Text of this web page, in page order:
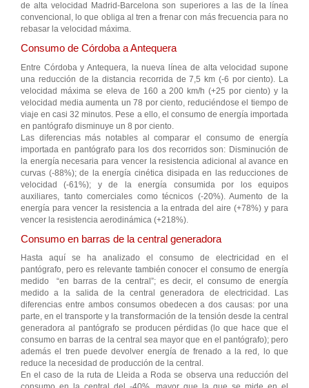
de alta velocidad Madrid-Barcelona son superiores a las de la línea
convencional, lo que obliga al tren a frenar con más frecuencia para no
rebasar la velocidad máxima.
Consumo de Córdoba a Antequera
Entre Córdoba y Antequera, la nueva línea de alta velocidad supone
una reducción de la distancia recorrida de 7,5 km (-6 por ciento). La
velocidad máxima se eleva de 160 a 200 km/h (+25 por ciento) y la
velocidad media aumenta un 78 por ciento, reduciéndose el tiempo de
viaje en casi 32 minutos. Pese a ello, el consumo de energía importada
en pantógrafo disminuye un 8 por ciento.
Las diferencias más notables al comparar el consumo de energía
importada en pantógrafo para los dos recorridos son: Disminución de
la energía necesaria para vencer la resistencia adicional al avance en
curvas (-88%); de la energía cinética disipada en las reducciones de
velocidad (-61%); y de la energía consumida por los equipos
auxiliares, tanto comerciales como técnicos (-20%). Aumento de la
energía para vencer la resistencia a la entrada del aire (+78%) y para
vencer la resistencia aerodinámica (+218%).
Consumo en barras de la central generadora
Hasta aquí se ha analizado el consumo de electricidad en el
pantógrafo, pero es relevante también conocer el consumo de energía
medido “en barras de la central”; es decir, el consumo de energía
medido a la salida de la central generadora de electricidad. Las
diferencias entre ambos consumos obedecen a dos causas: por una
parte, en el transporte y la transformación de la tensión desde la central
generadora al pantógrafo se producen pérdidas (lo que hace que el
consumo en barras de la central sea mayor que en el pantógrafo); pero
además el tren puede devolver energía de frenado a la red, lo que
reduce la necesidad de producción de la central.
En el caso de la ruta de Lleida a Roda se observa una reducción del